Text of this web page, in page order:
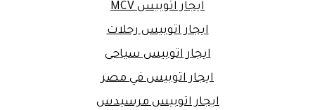
ايجار اتوبيس MCV
ايجار اتوبيس رحلات
ايجار اتوبيس سياحى
ايجار اتوبيس في مصر
ايجار اتوبيس مرسيدس